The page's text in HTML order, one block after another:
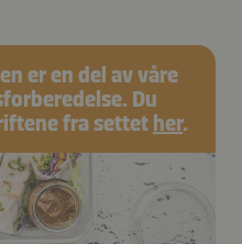
er en del av våre
Du
fra settet her.